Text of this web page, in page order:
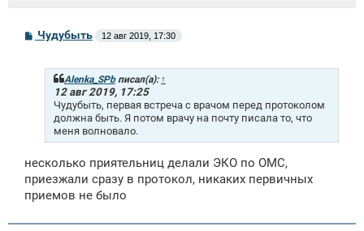
С
о
Чудубыть 12 авг 2019, 17:30
Alenka_SPbписал(а): ↑
12 авг 2019, 17:25
Чудубыть, первая встреча с врачом перед протоколом
должна быть. Я потом врачу на почту писала то, что
меня волновало.
несколько приятельниц делали ЭКО по ОМС,
приезжали сразу в протокол, никаких первичных
приемов не было